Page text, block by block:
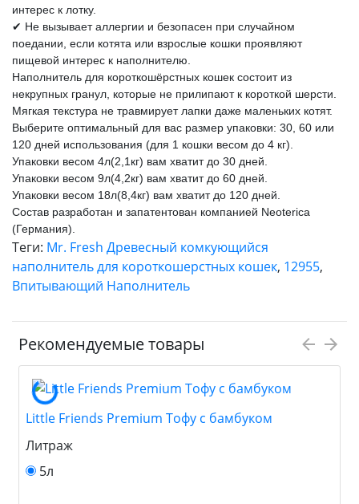
интерес к лотку.
✔ Не вызывает аллергии и безопасен при случайном
поедании, если котята или взрослые кошки проявляют
пищевой интерес к наполнителю.
Наполнитель для короткошёрстных кошек состоит из
некрупных гранул, которые не прилипают к короткой шерсти.
Мягкая текстура не травмирует лапки даже маленьких котят.
Выберите оптимальный для вас размер упаковки: 30, 60 или
120 дней использования (для 1 кошки весом до 4 кг).
Упаковки весом 4л(2,1кг) вам хватит до 30 дней.
Упаковки весом 9л(4,2кг) вам хватит до 60 дней.
Упаковки весом 18л(8,4кг) вам хватит до 120 дней.
Состав разработан и запатентован компанией Neoterica
(Германия).
Теги: Mr. Fresh Древесный комкующийся
наполнитель для короткошерстных кошек, 12955,
Впитывающий Наполнитель
Рекомендуемые товары
Little Friends Premium Тофу с бамбуком
Литраж
5л